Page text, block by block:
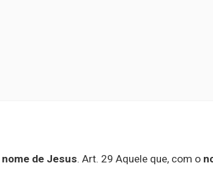
nome de Jesus. Art. 29 Aquele que, com o